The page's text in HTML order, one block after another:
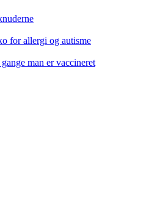
for allergi og autisme
man er vaccineret